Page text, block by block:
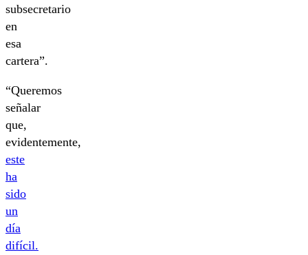
subsecretario
en
esa
cartera”.
“Queremos
señalar
que,
evidentemente,
este
ha
sido
un
día
difícil.